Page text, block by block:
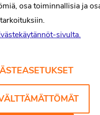
osa toiminnallisia ja
sivulta.